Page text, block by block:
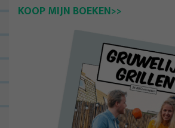
KOOP MIJN BOEKEN>>